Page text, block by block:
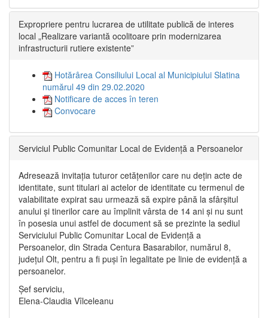
Expropriere pentru lucrarea de utilitate publică de interes
local „Realizare variantă ocolitoare prin modernizarea
infrastructurii rutiere existente”
Hotărârea Consiliului Local al Municipiului Slatina
numărul 49 din 29.02.2020
Notificare de acces în teren
Convocare
Serviciul Public Comunitar Local de Evidență a Persoanelor
Adresează invitația tuturor cetățenilor care nu dețin acte de
identitate, sunt titulari ai actelor de identitate cu termenul de
valabilitate expirat sau urmează să expire până la sfârșitul
anului și tinerilor care au împlinit vârsta de 14 ani și nu sunt
în posesia unui astfel de document să se prezinte la sediul
Serviciului Public Comunitar Local de Evidență a
Persoanelor, din Strada Centura Basarabilor, numărul 8,
județul Olt, pentru a fi puși în legalitate pe linie de evidență a
persoanelor.
Șef serviciu,
Elena-Claudia Vîlceleanu